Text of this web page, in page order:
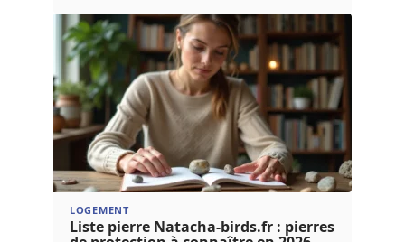
LOGEMENT
Liste pierre Natacha-birds.fr : pierres